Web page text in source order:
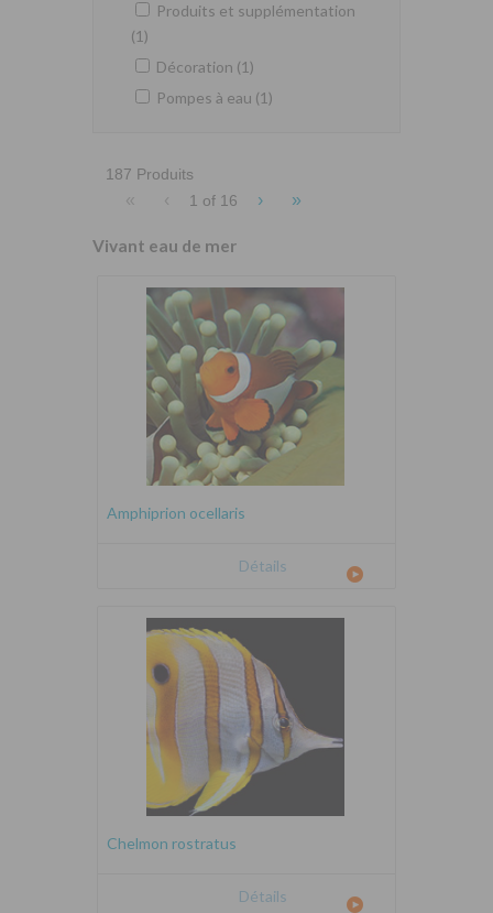
Produits et supplémentation
(1)
Décoration (1)
Pompes à eau (1)
187 Produits
« ‹ 1 of 16 › »
Vivant eau de mer
Amphiprion ocellaris
Détails
Chelmon rostratus
Détails